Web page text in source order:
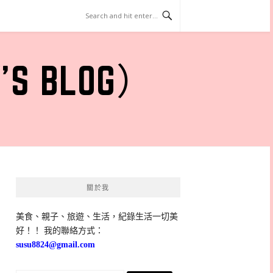
）
關於我
美食、親子、旅遊、生活，紀錄生活一切美
好！！ 我的聯絡方式：
susu8824@gmail.com